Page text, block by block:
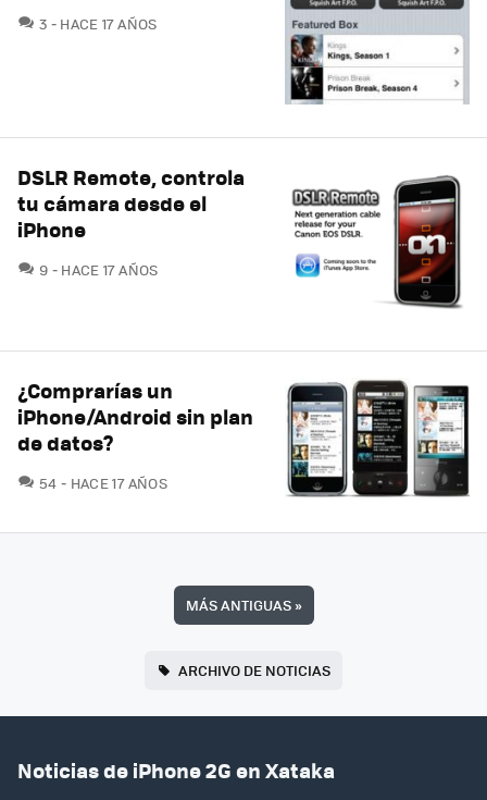
3 COMENTARIOS
HACE 17 AÑOS
DSLR Remote, controla
tu cámara desde el
iPhone
9 COMENTARIOS
HACE 17 AÑOS
¿Comprarías un
iPhone/Android sin plan
de datos?
54 COMENTARIOS
HACE 17 AÑOS
MÁS ANTIGUAS»
ARCHIVO DE NOTICIAS
Noticias de iPhone 2G en Xataka